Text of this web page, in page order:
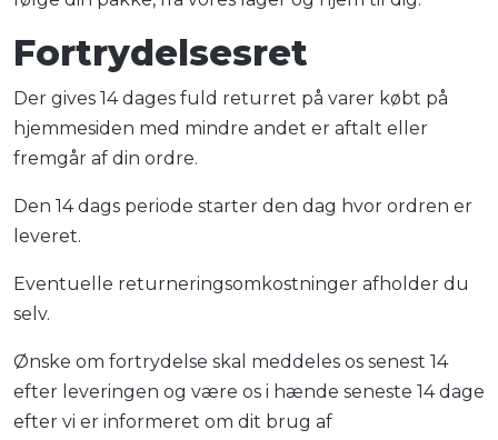
Fortrydelsesret
Der gives 14 dages fuld returret på varer købt på
hjemmesiden med mindre andet er aftalt eller
fremgår af din ordre.
Den 14 dags periode starter den dag hvor ordren er
leveret.
Eventuelle returneringsomkostninger afholder du
selv.
Ønske om fortrydelse skal meddeles os senest 14
efter leveringen og være os i hænde seneste 14 dage
efter vi er informeret om dit brug af